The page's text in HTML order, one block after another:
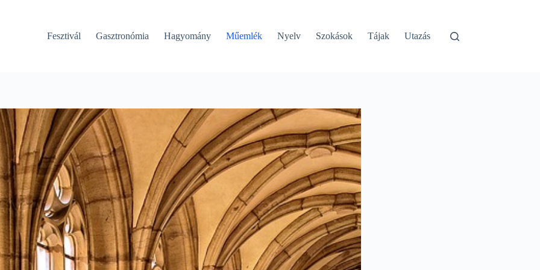
Fesztivál Gasztronómia Hagyomány Műemlék Nyelv Szokások Tájak Utazás